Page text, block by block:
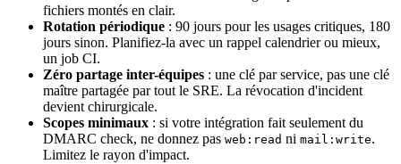
fichiers montés en clair.
Rotation périodique : 90 jours pour les usages critiques, 180
jours sinon. Planifiez-la avec un rappel calendrier ou mieux,
un job CI.
Zéro partage inter-équipes : une clé par service, pas une clé
maître partagée par tout le SRE. La révocation d'incident
devient chirurgicale.
Scopes minimaux : si votre intégration fait seulement du
DMARC check, ne donnez pas web:read ni mail:write.
Limitez le rayon d'impact.